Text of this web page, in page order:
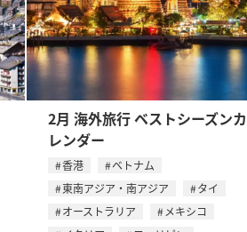
2月 海外旅行 ベストシーズンカ
レンダー
香港
ベトナム
東南アジア・南アジア
タイ
オーストラリア
メキシコ